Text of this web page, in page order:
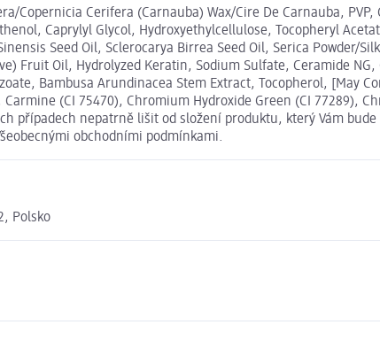
Copernicia Cerifera (Carnauba) Wax/Cire De Carnauba,
Caprylyl Glycol, Hydroxyethylcellulose, Tocopheryl
Seed Oil, Sclerocarya Birrea Seed Oil, Serica Powder/
Fruit Oil, Hydrolyzed Keratin, Sodium Sulfate, Ceramide
Bambusa Arundinacea Stem Extract, Tocopherol, [May
(CI 75470), Chromium Hydroxide Green (CI 77289),
případech nepatrně lišit od složení produktu, který Vám
obchodními podmínkami.
Polsko